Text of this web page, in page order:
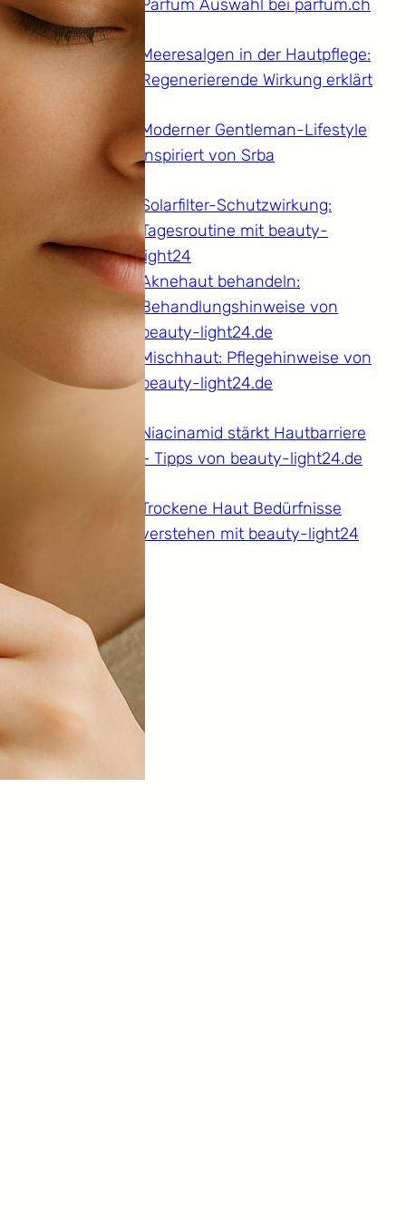
Parfum Auswahl bei parfum.ch
Meeresalgen in der Hautpflege:
Regenerierende Wirkung erklärt
Moderner Gentleman-Lifestyle
inspiriert von Srba
Solarfilter-Schutzwirkung:
Tagesroutine mit beauty-
light24
Aknehaut behandeln:
Behandlungshinweise von
beauty-light24.de
Mischhaut: Pflegehinweise von
beauty-light24.de
Niacinamid stärkt Hautbarriere
– Tipps von beauty-light24.de
Trockene Haut Bedürfnisse
verstehen mit beauty-light24